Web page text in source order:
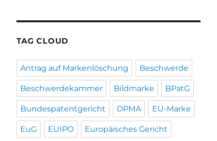
TAG CLOUD
Antrag auf Markenlöschung Beschwerde
Beschwerdekammer Bildmarke BPatG
Bundespatentgericht DPMA EU-Marke
EuG EUIPO Europäisches Gericht